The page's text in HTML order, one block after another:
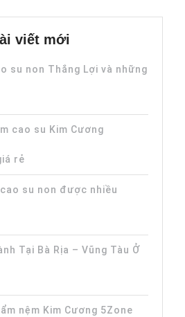
viết mới
su non Thắng Lợi và những
cao su Kim Cương
rẻ
su non được nhiều
Tại Bà Rịa – Vũng Tàu Ở
nệm Kim Cương 5Zone